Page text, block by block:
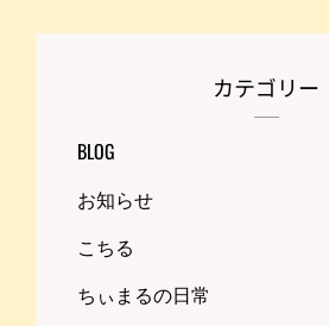
カテゴリー
BLOG
お知らせ
こちる
ちぃまるの日常